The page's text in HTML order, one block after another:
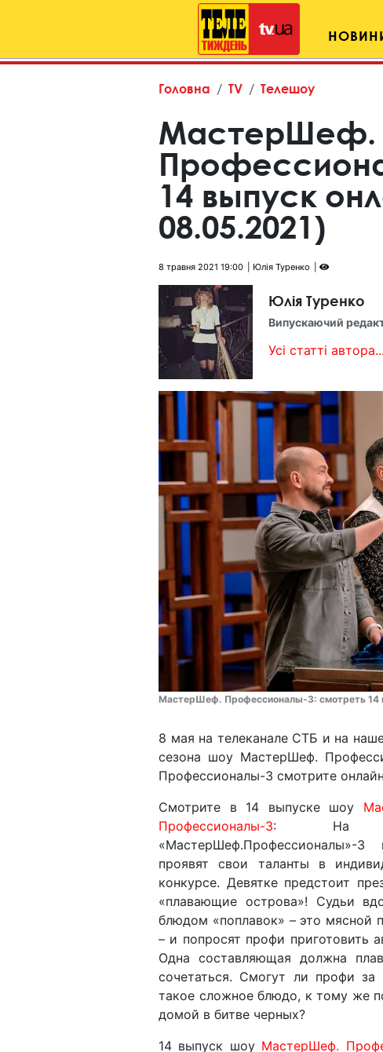
Головна TV Телешоу
МастерШеф.
14 выпуск
08.05.2021)
8 травня 2021 19:00 Юлія Туренко
Юлія Туренко
Випускаючий
Усі статті автора...
МастерШеф. Профессионалы-3: смотреть 14
8 мая на телеканале СТБ и на
сезона шоу МастерШеф.
Профессионалы-3 смотрите
Смотрите в 14 выпуске шоу
Профессионалы-3: На
«МастерШеф.Профессионалы»-3
проявят свои таланты в
конкурсе. Девятке предстоит
«плавающие острова»! Судьи
блюдом «поплавок» – это мясной
– и попросят профи приготовить
Одна составляющая должна
сочетаться. Смогут ли профи за
такое сложное блюдо, к тому же
домой в битве черных?
14 выпуск шоу МастерШеф.